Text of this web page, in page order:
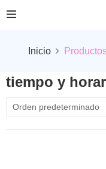
Inicio
tiempo y